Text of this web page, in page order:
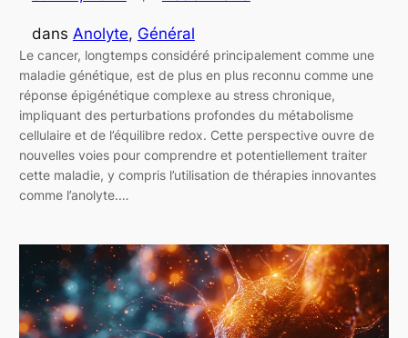
dans Anolyte, Général
Le cancer, longtemps considéré principalement comme une
maladie génétique, est de plus en plus reconnu comme une
réponse épigénétique complexe au stress chronique,
impliquant des perturbations profondes du métabolisme
cellulaire et de l’équilibre redox. Cette perspective ouvre de
nouvelles voies pour comprendre et potentiellement traiter
cette maladie, y compris l’utilisation de thérapies innovantes
comme l’anolyte.…